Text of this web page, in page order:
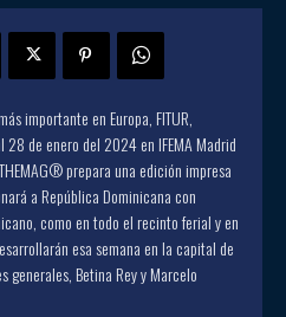
importante en Europa, FITUR,
de enero del 2024 en IFEMA Madrid
prepara una edición impresa
a República Dominicana con
como en todo el recinto ferial y en
esa semana en la capital de
generales, Betina Rey y Marcelo